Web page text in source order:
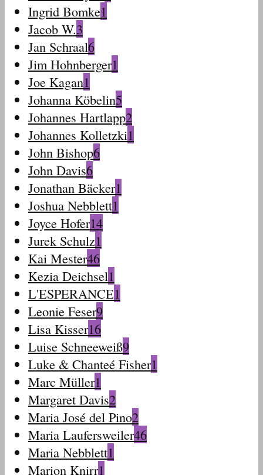
Ingrid Bomke1
Jacob W.3
Jan Schraal6
Jim Hohnberger1
Joe Kagan1
Johanna Köbelin5
Johannes Hartlapp2
Johannes Kolletzki1
John Bishop6
John Davis6
Jonathan Bäcker1
Joshua Nebblett1
Joyce Hofer14
Jurek Schulz1
Kai Mester46
Kezia Deichsel1
L'ESPERANCE1
Leonie Feser9
Lisa Kisser16
Luise Schneeweiß9
Luke & Chanteé Fisher1
Marc Müller1
Margaret Davis2
Maria José del Pino2
Maria Laufersweiler46
Maria Nebblett1
Marion Knirr1